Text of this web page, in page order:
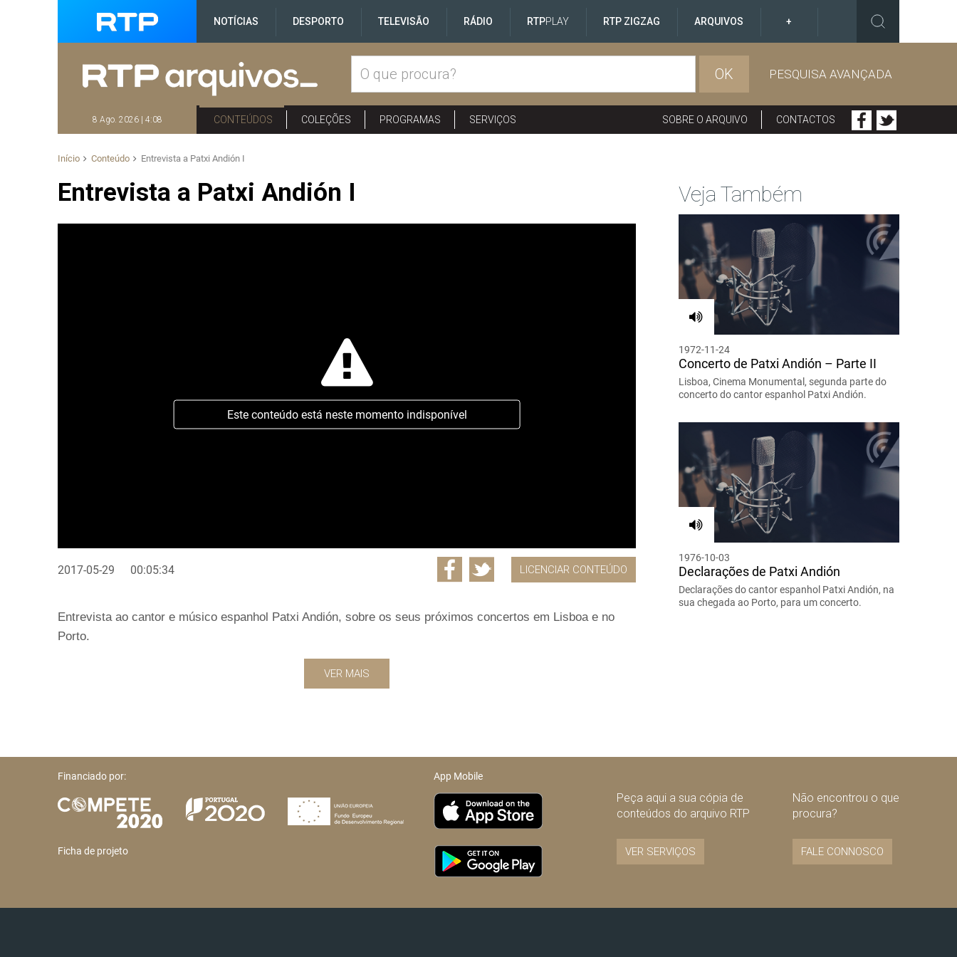
NOTÍCIAS DESPORTO TELEVISÃO RÁDIO RTPPLAY RTP ZIGZAG ARQUIVOS +
OK PESQUISA AVANÇADA
8 Ago. 2026 | 4:08 CONTEÚDOS COLEÇÕES PROGRAMAS SERVIÇOS SOBRE O ARQUIVO CONTACTOS
Início Conteúdo Entrevista a Patxi Andión I
Entrevista a Patxi Andión I
Este conteúdo está neste momento indisponível
2017-05-29 00:05:34 LICENCIAR CONTEÚDO
Entrevista ao cantor e músico espanhol Patxi Andión, sobre os seus próximos concertos em Lisboa e no
Porto.
VER MAIS
Veja Também
1972-11-24
Concerto de Patxi Andión – Parte II
Lisboa, Cinema Monumental, segunda parte do
concerto do cantor espanhol Patxi Andión.
1976-10-03
Declarações de Patxi Andión
Declarações do cantor espanhol Patxi Andión, na
sua chegada ao Porto, para um concerto.
Financiado por:
Ficha de projeto
App Mobile
Peça aqui a sua cópia de
conteúdos do arquivo RTP
VER SERVIÇOS
Não encontrou o que
procura?
FALE CONNOSCO